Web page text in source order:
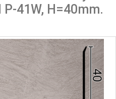
41W, H=40mm.